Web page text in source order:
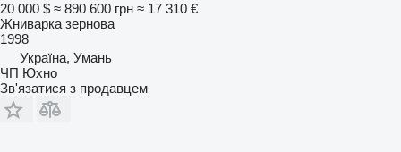
20 000 $ ≈ 890 600 грн ≈ 17 310 €
Жниварка зернова
1998
Україна, Умань
ЧП Юхно
Зв'язатися з продавцем